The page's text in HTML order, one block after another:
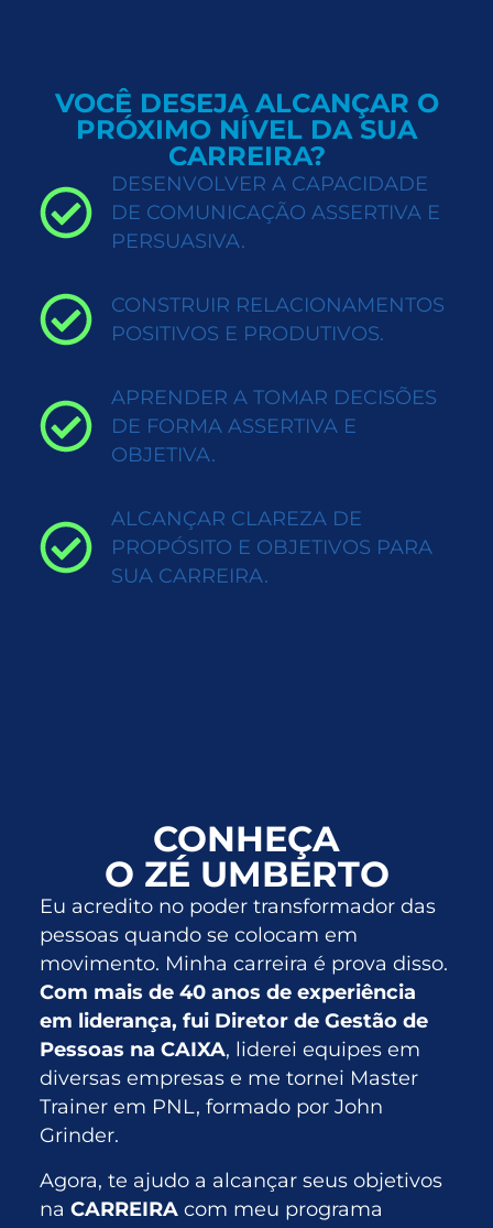
VOCÊ DESEJA ALCANÇAR O
PRÓXIMO NÍVEL DA SUA
CARREIRA?
DESENVOLVER A CAPACIDADE
DE COMUNICAÇÃO ASSERTIVA E
PERSUASIVA.
CONSTRUIR RELACIONAMENTOS
POSITIVOS E PRODUTIVOS.
APRENDER A TOMAR DECISÕES
DE FORMA ASSERTIVA E
OBJETIVA.
ALCANÇAR CLAREZA DE
PROPÓSITO E OBJETIVOS PARA
SUA CARREIRA.
CONHEÇA
O ZÉ UMBERTO
Eu acredito no poder transformador das
pessoas quando se colocam em
movimento. Minha carreira é prova disso.
Com mais de 40 anos de experiência
em liderança, fui Diretor de Gestão de
Pessoas na CAIXA, liderei equipes em
diversas empresas e me tornei Master
Trainer em PNL, formado por John
Grinder.
Agora, te ajudo a alcançar seus objetivos
na CARREIRAcom meu programa